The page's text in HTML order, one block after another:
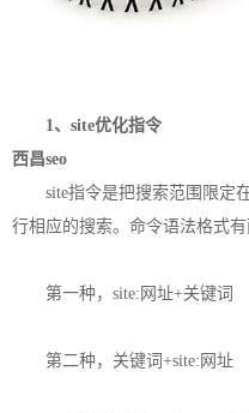
1、site优化指令
西昌seo
site指令是把搜索范围限定在
行相应的搜索。命令语法格式有
第一种，site:网址+关键词
第二种，关键词+site:网址